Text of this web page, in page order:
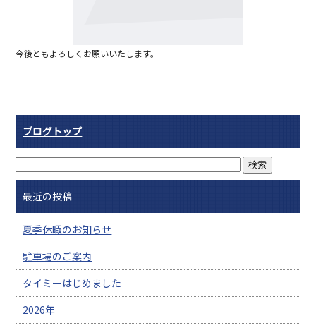
今後ともよろしくお願いいたします。
ブログトップ
最近の投稿
夏季休暇のお知らせ
駐車場のご案内
タイミーはじめました
2026年